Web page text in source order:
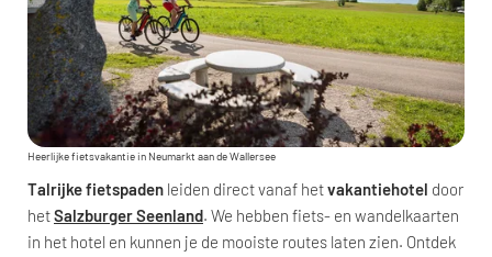
Heerlijke fietsvakantie in Neumarkt aan de Wallersee
Talrijke fietspaden leiden direct vanaf hetvakantiehotel door
hetSalzburger Seenland. We hebben fiets- en wandelkaarten
in het hotel en kunnen je de mooiste routes laten zien. Ontdek